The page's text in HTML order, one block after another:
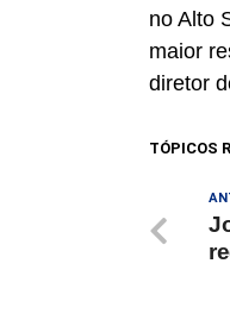
no Alto
maior
diretor
TÓPICOS